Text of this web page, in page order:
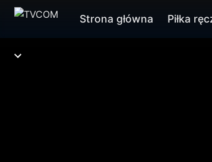
Strona główna Piłka